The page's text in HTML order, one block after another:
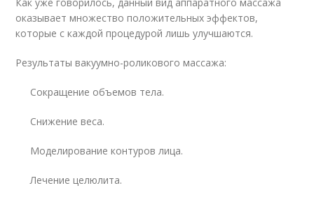
Как уже говорилось, данный вид аппаратного массажа
оказывает множество положительных эффектов,
которые с каждой процедурой лишь улучшаются.
Результаты вакуумно-роликового массажа:
Сокращение объемов тела.
Снижение веса.
Моделирование контуров лица.
Лечение целюлита.